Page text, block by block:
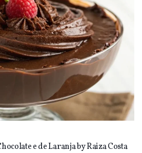
e de Laranja by Raiza Costa